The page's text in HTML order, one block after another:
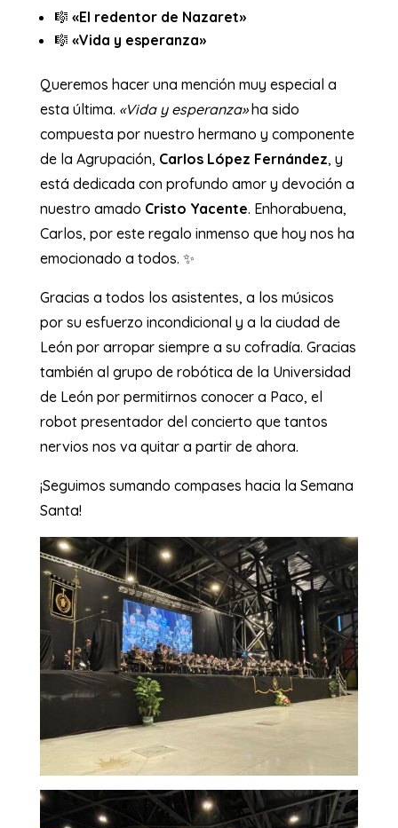
🎼 «El redentor de Nazaret»
🎼 «Vida y esperanza»
Queremos hacer una mención muy especial a
esta última. «Vida y esperanza»ha sido
compuesta por nuestro hermano y componente
de la Agrupación, Carlos López Fernández, y
está dedicada con profundo amor y devoción a
nuestro amado Cristo Yacente. Enhorabuena,
Carlos, por este regalo inmenso que hoy nos ha
emocionado a todos. ✨
Gracias a todos los asistentes, a los músicos
por su esfuerzo incondicional y a la ciudad de
León por arropar siempre a su cofradía. Gracias
también al grupo de robótica de la Universidad
de León por permitirnos conocer a Paco, el
robot presentador del concierto que tantos
nervios nos va quitar a partir de ahora.
¡Seguimos sumando compases hacia la Semana
Santa!